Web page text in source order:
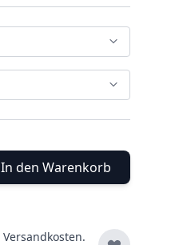
In den Warenkorb
Versandkosten.